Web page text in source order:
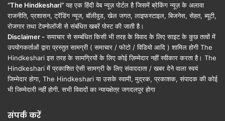
“The Hindkeshari”यह एक हिंदी वेब न्यूज़ पोर्टल है जिसमें ब्रेकिंग न्यूज़ के अलावा
राजनीति, प्रशासन, ट्रेंडिंग न्यूज, बॉलीवुड, खेल जगत, लाइफस्टाइल, बिजनेस, सेहत, ब्यूटी,
रोजगार तथा टेक्नोलॉजी से संबंधित खबरें पोस्ट की जाती है।
Disclaimer - समाचार से सम्बंधित किसी भी तरह के विवाद के लिए साइट के कुछ तत्वों में
उपयोगकर्ताओं द्वारा प्रस्तुत सामग्री ( समाचार / फोटो / विडियो आदि ) शामिल होगी The
Hindkeshari इस तरह के सामग्रियों के लिए कोई ज़िम्मेदार नहीं स्वीकार करता है। The
Hindkeshari में प्रकाशित ऐसी सामग्री के लिए संवाददाता / खबर देने वाला स्वयं
जिम्मेदार होगा, The Hindkeshari या उसके स्वामी, मुद्रक, प्रकाशक, संपादक की कोई
भी जिम्मेदारी नहीं होगी. सभी विवादों का न्यायक्षेत्र जगदलपुर होगा
संपर्क करें